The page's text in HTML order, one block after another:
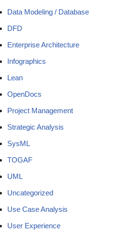
Data Modeling / Database
DFD
Enterprise Architecture
Infographics
Lean
OpenDocs
Project Management
Strategic Analysis
SysML
TOGAF
UML
Uncategorized
Use Case Analysis
User Experience